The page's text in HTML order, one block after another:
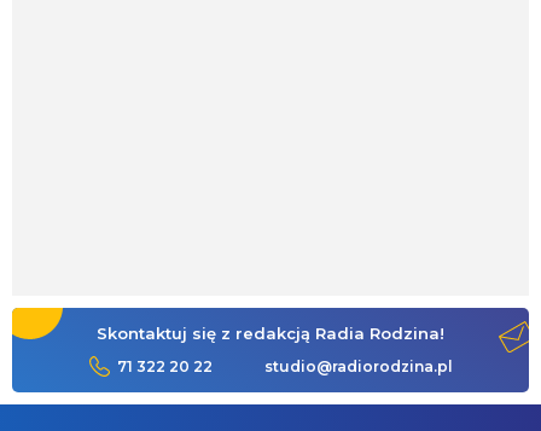
Skontaktuj się z redakcją Radia Rodzina!
71 322 20 22 studio@radiorodzina.pl